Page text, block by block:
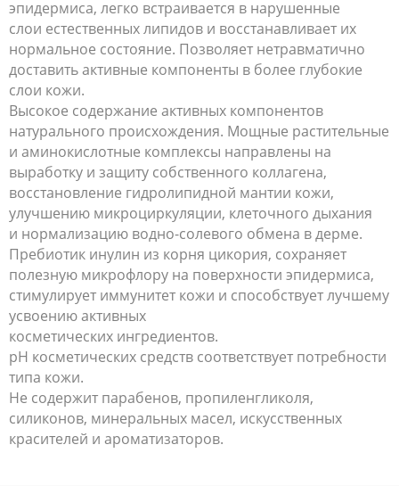
эпидермиса, легко встраивается в нарушенные
слои естественных липидов и восстанавливает их
нормальное состояние. Позволяет нетравматично
доставить активные компоненты в более глубокие
слои кожи.
Высокое содержание активных компонентов
натурального происхождения. Мощные растительные
и аминокислотные комплексы направлены на
выработку и защиту собственного коллагена,
восстановление гидролипидной мантии кожи,
улучшению микроциркуляции, клеточного дыхания
и нормализацию водно-солевого обмена в дерме.
Пребиотик инулин из корня цикория, сохраняет
полезную микрофлору на поверхности эпидермиса,
стимулирует иммунитет кожи и способствует лучшему
усвоению активных
косметических ингредиентов.
pH косметических средств соответствует потребности
типа кожи.
Не содержит парабенов, пропиленгликоля,
силиконов, минеральных масел, искусственных
красителей и ароматизаторов.